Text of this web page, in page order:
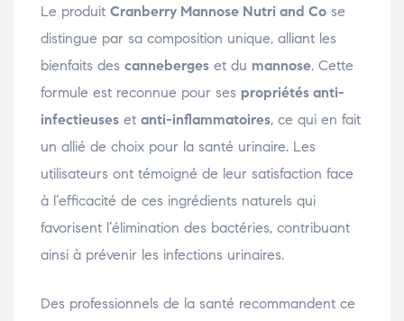
Le produit Cranberry Mannose Nutri and Co se
distingue par sa composition unique, alliant les
bienfaits des canneberges et du mannose. Cette
formule est reconnue pour ses propriétés anti-
infectieuses et anti-inflammatoires, ce qui en fait
un allié de choix pour la santé urinaire. Les
utilisateurs ont témoigné de leur satisfaction face
à l’efficacité de ces ingrédients naturels qui
favorisent l’élimination des bactéries, contribuant
ainsi à prévenir les infections urinaires.
Des professionnels de la santé recommandent ce